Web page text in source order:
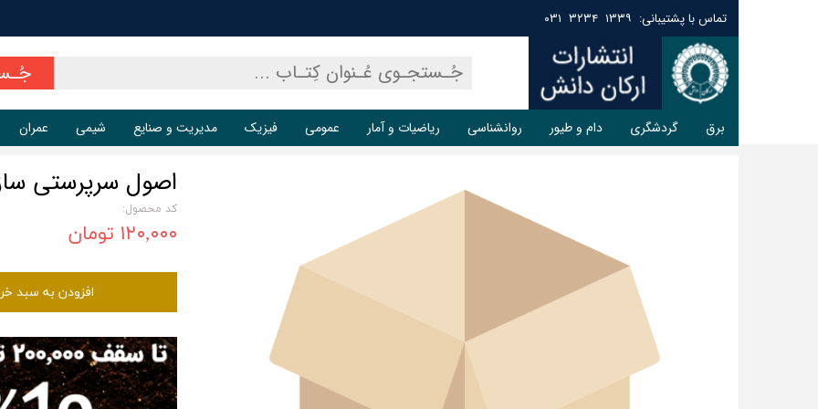
برق گردشگری دام و طیور روانشناسی ریاضیات و آمار عمومی فیزیک مدیریت و صنایع شیمی عمران
تماس با پشتیبانی: ۱۳۳۹ ۳۲۳۴ ۰۳۱
اصول سرپرستی
کد محصول:
۱۲۰,۰۰۰ تومان
افزودن به سبد